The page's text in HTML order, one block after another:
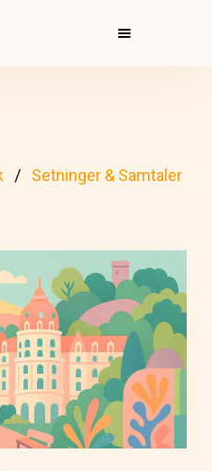
Setninger & Samtaler